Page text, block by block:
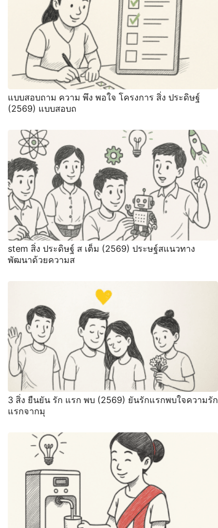
แบบสอบถาม ความ พึง พอใจ โครงการ สิ่ง ประดิษฐ์
(2569) แบบสอบถ
stem สิ่ง ประดิษฐ์ ส เต็ม (2569) ประษฐ์สแนวทาง
พัฒนาด้วยความส
3 สิ่ง ยืนยัน รัก แรก พบ (2569) ยันรักแรกพบใจความรัก
แรกจากมุ